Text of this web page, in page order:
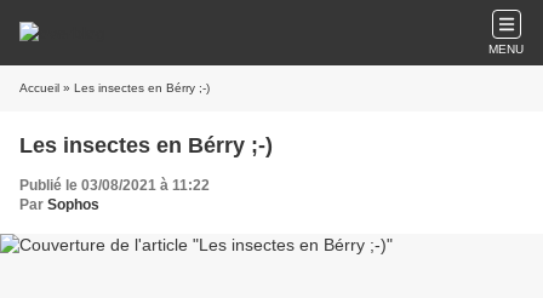
MENU
Accueil » Les insectes en Bérry ;-)
Les insectes en Bérry ;-)
Publié le 03/08/2021 à 11:22
Par Sophos